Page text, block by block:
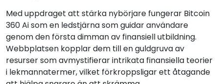
Med uppdraget att stärka nybörjare fungerar Bitcoin
360 Ai som en ledstjärna som guidar användare
genom den första dimman av finansiell utbildning.
Webbplatsen kopplar dem till en guldgruva av
resurser som avmystifierar intrikata finansiella teorier
i lekmannatermer, vilket förkroppsligar ett åtagande